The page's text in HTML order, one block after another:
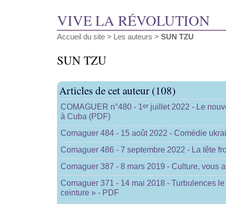
VIVE LA RÉVOLUTION
Accueil du site > Les auteurs > SUN TZU
SUN TZU
Articles de cet auteur (108)
COMAGUER n°480 - 1erjuillet 2022 - Le
à Cuba (PDF)
Comaguer 484 - 15 août 2022 - Comédie
Comaguer 486 - 7 septembre 2022 - La tête
Comaguer 387 - 8 mars 2019 - Culture, vous
Comaguer 371 - 14 mai 2018 - Turbulences
ceinture » - PDF